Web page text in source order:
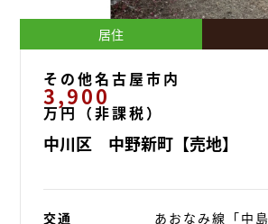
居住
その他名古屋市内
3,900
万円（非課税）
中川区 中野新町【売地】
交通 あおなみ線「中